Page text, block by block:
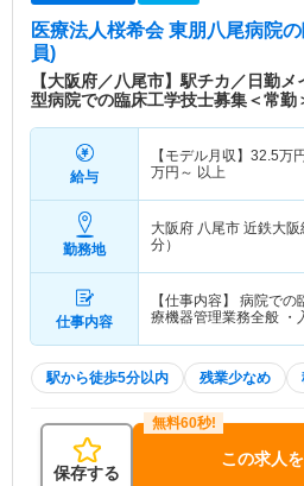
医療法人桜希会 東朋八尾病院
員)
【大阪府／八尾市】駅チカ／日勤
型病院での臨床工学技士募集＜常勤
給与
【モデル月収】 32.5万
万円～ 以上
勤務地
大阪府 八尾市 近鉄大阪
分）
仕事内容
【仕事内容】 病院で
療機器管理業務全般
駅から徒歩5分以内 残業少なめ
保存する
この求人